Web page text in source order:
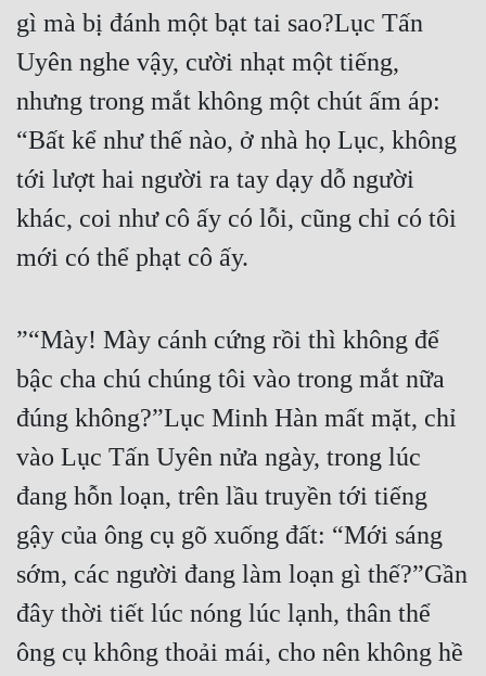
gì mà bị đánh một bạt tai sao?Lục Tấn
Uyên nghe vậy, cười nhạt một tiếng,
nhưng trong mắt không một chút ấm áp:
“Bất kể như thế nào, ở nhà họ Lục, không
tới lượt hai người ra tay dạy dỗ người
khác, coi như cô ấy có lỗi, cũng chỉ có tôi
mới có thể phạt cô ấy.
”“Mày! Mày cánh cứng rồi thì không để
bậc cha chú chúng tôi vào trong mắt nữa
đúng không?”Lục Minh Hàn mất mặt, chỉ
vào Lục Tấn Uyên nửa ngày, trong lúc
đang hỗn loạn, trên lầu truyền tới tiếng
gậy của ông cụ gõ xuống đất: “Mới sáng
sớm, các người đang làm loạn gì thế?”Gần
đây thời tiết lúc nóng lúc lạnh, thân thể
ông cụ không thoải mái, cho nên không hề